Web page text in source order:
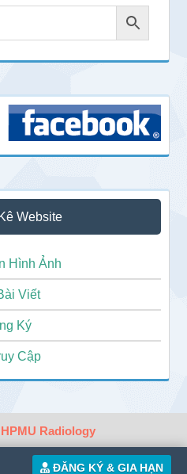
Website
Hình Ảnh
Viết
Ký
Cập
HPMU Radiology
ĐĂNG KÝ & GIA HẠN